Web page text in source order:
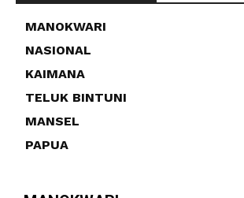
MANOKWARI
NASIONAL
KAIMANA
TELUK BINTUNI
MANSEL
PAPUA